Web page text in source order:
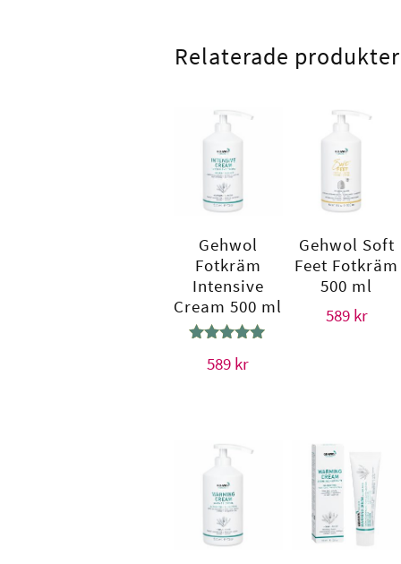
Relaterade produkter
Gehwol
Fotkräm
Intensive
Cream 500 ml
5.00
589 kr
Gehwol Soft
Feet Fotkräm
500 ml
589 kr